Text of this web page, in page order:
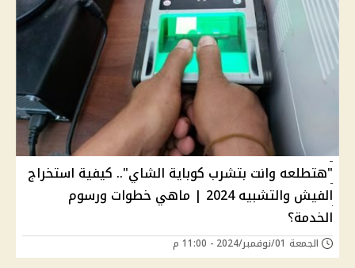
"هتطلعه وانت بتشرب كوباية الشاي".. كيفية استخراج
الفيش والتشبيه 2024 | ماهي خطوات ورسوم
الخدمة؟
الجمعة 01/نوفمبر/2024 - 11:00 م